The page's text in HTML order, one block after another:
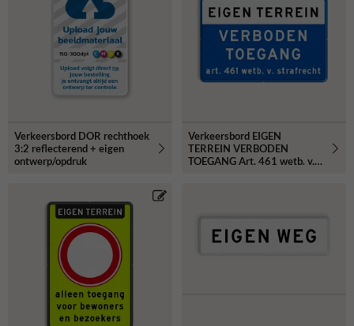
Verkeersbord DOR rechthoek
3:2 reflecterend + eigen
ontwerp/opdruk
Verkeersbord EIGEN
TERREIN VERBODEN
TOEGANG Art. 461 wetb. v.